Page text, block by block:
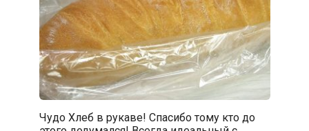
Чудо Хлеб в рукаве! Спасибо тому кто до